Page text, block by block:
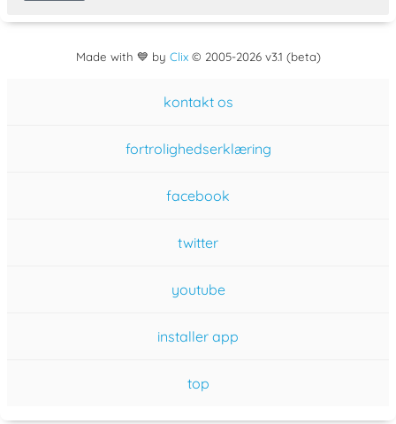
Made with 💙 by Clix© 2005-2026 v3.1 (beta)
kontakt os
fortrolighedserklæring
facebook
twitter
youtube
installer app
top